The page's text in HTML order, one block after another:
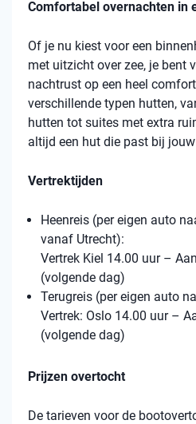
Comfortabel overnachten in
Of je nu kiest voor een
met uitzicht over zee, je bent
nachtrust op een heel
verschillende typen hutten,
hutten tot suites met extra
altijd een hut die past bij
Vertrektijden
Heenreis (per eigen auto
vanaf Utrecht):
Vertrek Kiel 14.00 uur –
(volgende dag)
Terugreis (per eigen auto
Vertrek: Oslo 14.00 uur –
(volgende dag)
Prijzen overtocht
De tarieven voor de